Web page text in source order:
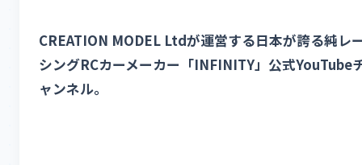
CREATION MODEL Ltdが運営する日本が誇る純レ
シングRCカーメーカー「INFINITY」公式YouTube
ャンネル。